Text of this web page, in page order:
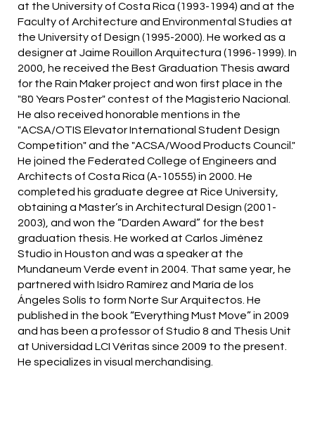
at the University of Costa Rica (1993-1994) and at the
Faculty of Architecture and Environmental Studies at
the University of Design (1995-2000). He worked as a
designer at Jaime Rouillon Arquitectura (1996-1999). In
2000, he received the Best Graduation Thesis award
for the Rain Maker project and won first place in the
"80 Years Poster" contest of the Magisterio Nacional.
He also received honorable mentions in the
"ACSA/OTIS Elevator International Student Design
Competition" and the "ACSA/Wood Products Council."
He joined the Federated College of Engineers and
Architects of Costa Rica (A-10555) in 2000. He
completed his graduate degree at Rice University,
obtaining a Master’s in Architectural Design (2001-
2003), and won the “Darden Award” for the best
graduation thesis. He worked at Carlos Jiménez
Studio in Houston and was a speaker at the
Mundaneum Verde event in 2004. That same year, he
partnered with Isidro Ramírez and María de los
Ángeles Solís to form Norte Sur Arquitectos. He
published in the book “Everything Must Move” in 2009
and has been a professor of Studio 8 and Thesis Unit
at Universidad LCI Véritas since 2009 to the present.
He specializes in visual merchandising.